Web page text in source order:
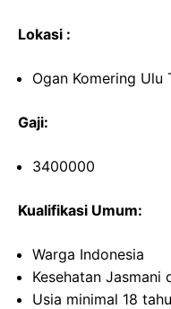
Lokasi :
Ogan Komering Ulu
Gaji:
3400000
Kualifikasi Umum:
Warga Indonesia
Kesehatan Jasmani
Usia minimal 18